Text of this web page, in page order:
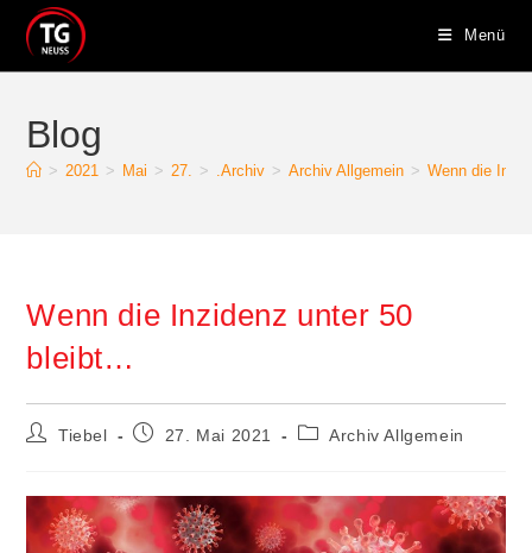
Inhalt
springen
Menü
Blog
> 2021 > Mai > 27. > .Archiv > Archiv Allgemein > Wenn die
Wenn die Inzidenz unter 50
bleibt…
Beitrags-
Tiebel
Beitrag27. Mai 2021
Beitrags-
Archiv Allgemein